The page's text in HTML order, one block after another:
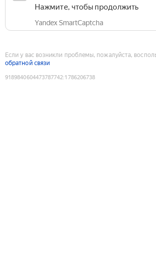
Нажмите, чтобы продолжить
Yandex SmartCaptcha
Если у вас возникли проблемы, пожалуйста,
обратной связи
9189840604473787742:1786206738